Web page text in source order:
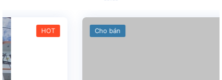
Cho bán